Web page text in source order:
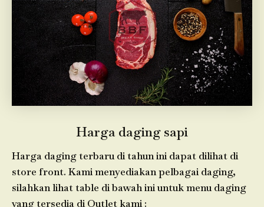
Harga daging sapi
Harga daging terbaru di tahun ini dapat dilihat di
store front. Kami menyediakan pelbagai daging,
silahkan lihat table di bawah ini untuk menu daging
yang tersedia di Outlet kami :